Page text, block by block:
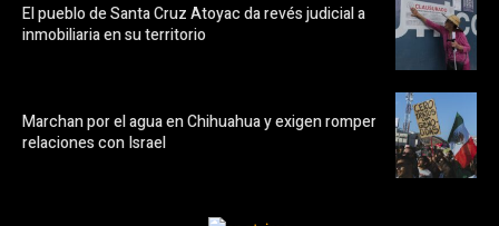
El pueblo de Santa Cruz Atoyac da revés judicial a
inmobiliaria en su territorio
Marchan por el agua en Chihuahua y exigen romper
relaciones con Israel